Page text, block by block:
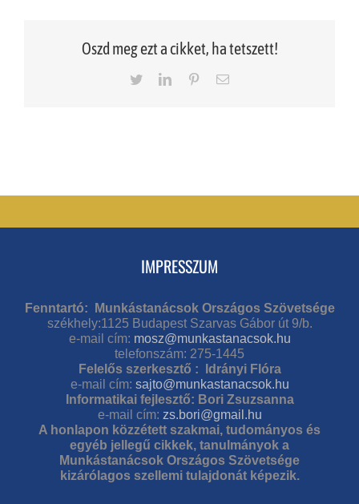
Oszd meg ezt a cikket, ha tetszett!
TwitterLinkedInPinterestEmail
IMPRESSZUM
Fenntartó: Munkástanácsok Országos Szövetsége
székhely:1125 Budapest Szarvas Gábor út 9/b.
e-mail cím: mosz@munkastanacsok.hu
telefonszám: 275-1445
Felelős szerkesztő : Idrányi Flóra
e-mail cím: sajto@munkastanacsok.hu
Informatikai fejlesztő: Bori Zsuzsanna
e-mail cím: zs.bori@gmail.hu
A honlapon közzétett szakmai, tudományos és
egyéb jellegű cikkek, tanulmányok a
Munkástanácsok Országos Szövetsége
kizárólagos szellemi tulajdonát képezik.